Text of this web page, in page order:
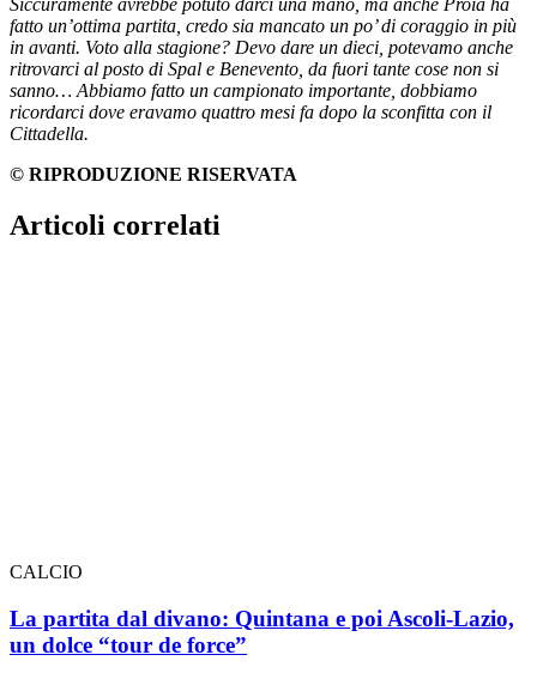
fatto un’ottima partita, credo sia mancato un po’ di coraggio in più
in avanti. Voto alla stagione? Devo dare un dieci, potevamo anche
ritrovarci al posto di Spal e Benevento, da fuori tante cose non si
sanno… Abbiamo fatto un campionato importante, dobbiamo
ricordarci dove eravamo quattro mesi fa dopo la sconfitta con il
Cittadella.
© RIPRODUZIONE RISERVATA
Articoli correlati
CALCIO
La partita dal divano: Quintana e poi Ascoli-Lazio,
un dolce “tour de force”